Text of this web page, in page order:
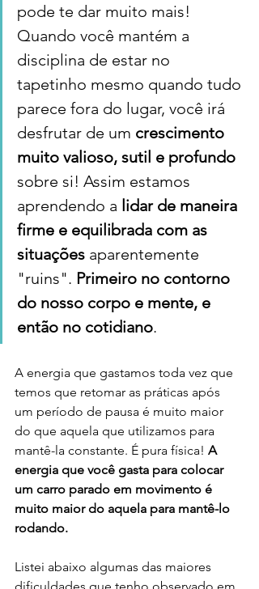
pode te dar muito mais!
Quando você mantém a
disciplina de estar no
tapetinho mesmo quando tudo
parece fora do lugar, você irá
desfrutar de um crescimento
muito valioso, sutil e profundo
sobre si! Assim estamos
aprendendo a lidar de maneira
firme e equilibrada com as
situações aparentemente
"ruins". Primeiro no contorno
do nosso corpo e mente, e
então no cotidiano.
A energia que gastamos toda vez que
temos que retomar as práticas após
um período de pausa é muito maior
do que aquela que utilizamos para
mantê-la constante. É pura física! A
energia que você gasta para colocar
um carro parado em movimento é
muito maior do aquela para mantê-lo
rodando.
Listei abaixo algumas das maiores